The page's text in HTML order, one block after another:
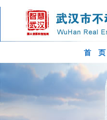
首 页